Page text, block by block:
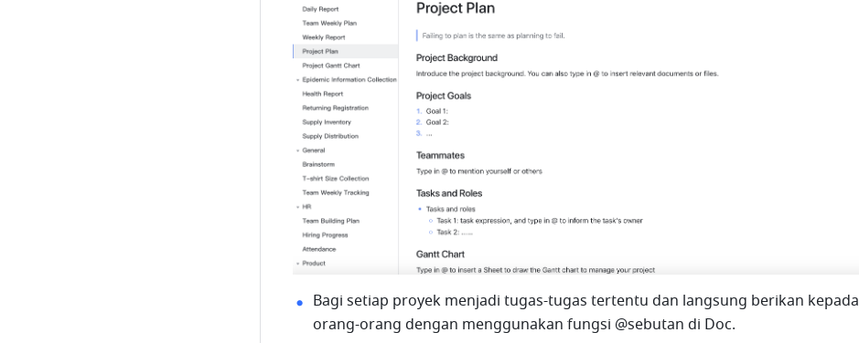
Bagi setiap proyek menjadi tugas-tugas tertentu dan langsung berikan kepada
orang-orang dengan menggunakan fungsi @sebutan di Doc.